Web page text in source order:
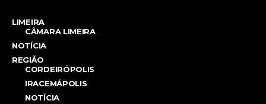
LIMEIRA
CÂMARA LIMEIRA
NOTÍCIA
REGIÃO
CORDEIRÓPOLIS
IRACEMÁPOLIS
NOTÍCIA